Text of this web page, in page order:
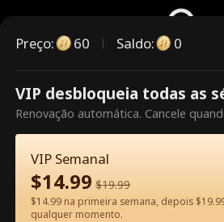
Este episódio é pago.
para
60
Preço: 60 Saldo: 0
VIP desbloqueia todas as
Renovação automática. Cancele
VIP Semanal
$14.99 $19.99
$14.99 na primeira semana, depois
qualquer momento.